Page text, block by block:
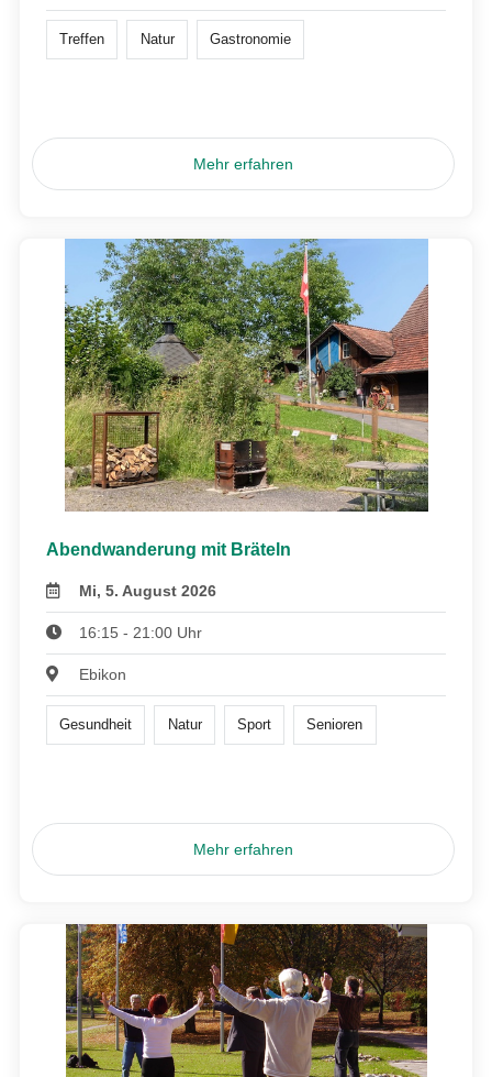
Treffen Natur Gastronomie
Mehr erfahren
Abendwanderung mit Bräteln
Mi, 5. August 2026
16:15 - 21:00 Uhr
Ebikon
Gesundheit Natur Sport Senioren
Mehr erfahren